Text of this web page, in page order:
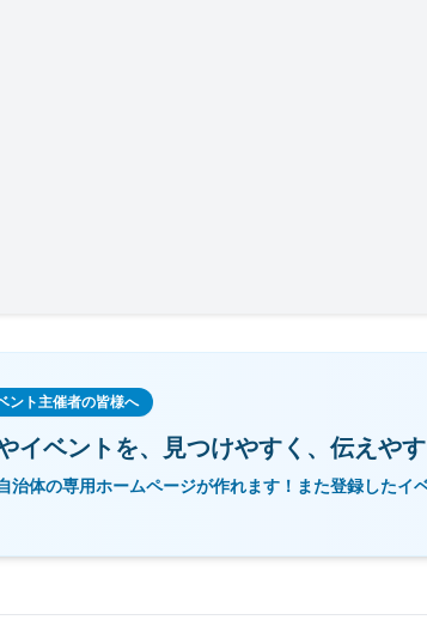
ント主催者の皆様へ
イベントを、 見つけやすく、伝えやす
治体の専用ホームページが作れます！また登録した